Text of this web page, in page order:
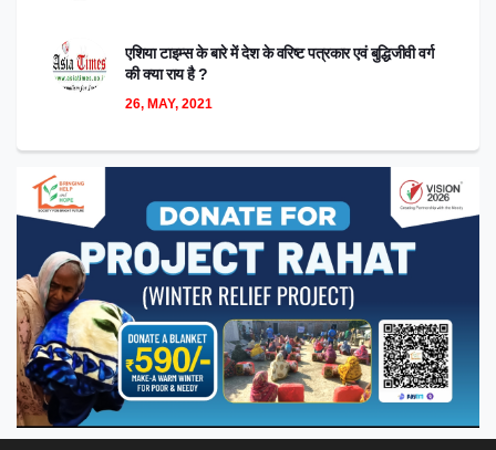
एशिया टाइम्स के बारे में देश के वरिष्ट पत्रकार एवं बुद्धिजीवी वर्ग
की क्या राय है ?
26, MAY, 2021